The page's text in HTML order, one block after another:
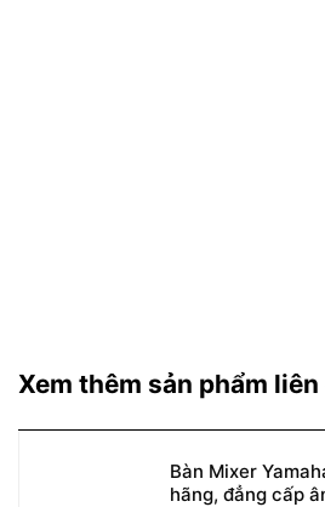
Xem thêm sản phẩm
Bàn Mixer
hãng, đẳng cấp